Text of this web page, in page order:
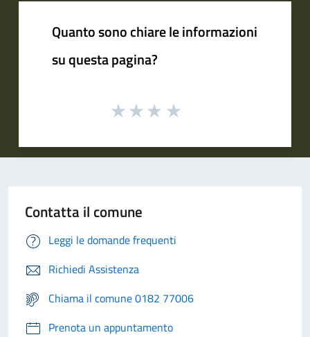
Quanto sono chiare le informazioni
su questa pagina?
Contatta il comune
Leggi le domande frequenti
Richiedi Assistenza
Chiama il comune 0182 77006
Prenota un appuntamento